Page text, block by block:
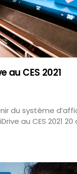
au CES 2021
du système
au CES 2021